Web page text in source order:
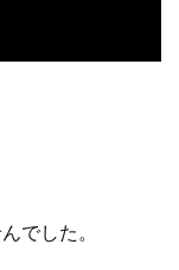
でした。